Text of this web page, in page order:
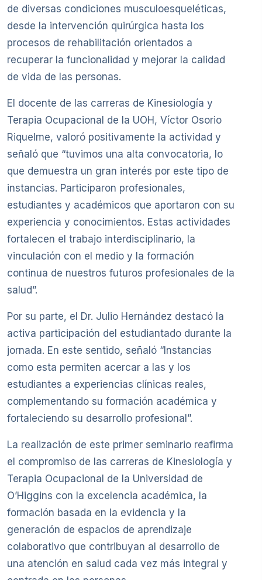
de diversas condiciones musculoesqueléticas,
desde la intervención quirúrgica hasta los
procesos de rehabilitación orientados a
recuperar la funcionalidad y mejorar la calidad
de vida de las personas.
El docente de las carreras de Kinesiología y
Terapia Ocupacional de la UOH, Víctor Osorio
Riquelme, valoró positivamente la actividad y
señaló que “tuvimos una alta convocatoria, lo
que demuestra un gran interés por este tipo de
instancias. Participaron profesionales,
estudiantes y académicos que aportaron con su
experiencia y conocimientos. Estas actividades
fortalecen el trabajo interdisciplinario, la
vinculación con el medio y la formación
continua de nuestros futuros profesionales de la
salud”.
Por su parte, el Dr. Julio Hernández destacó la
activa participación del estudiantado durante la
jornada. En este sentido, señaló “Instancias
como esta permiten acercar a las y los
estudiantes a experiencias clínicas reales,
complementando su formación académica y
fortaleciendo su desarrollo profesional”.
La realización de este primer seminario reafirma
el compromiso de las carreras de Kinesiología y
Terapia Ocupacional de la Universidad de
O’Higgins con la excelencia académica, la
formación basada en la evidencia y la
generación de espacios de aprendizaje
colaborativo que contribuyan al desarrollo de
una atención en salud cada vez más integral y